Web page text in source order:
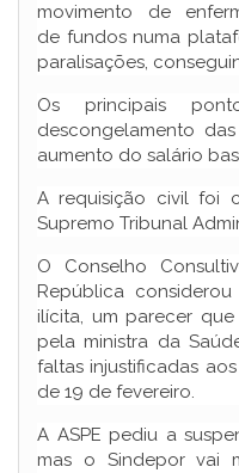
movimento de
de fundos numa
paralisações,
Os principais
descongelamento
aumento do salário
A requisição civil foi
Supremo Tribunal
O Conselho
República
ilícita, um parecer
pela ministra da
faltas injustificadas
de 19 de fevereiro.
A ASPE pediu a
mas o Sindepor vai